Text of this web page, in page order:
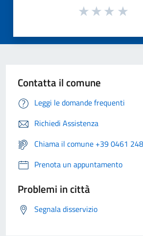
Contatta il comune
Leggi le domande frequenti
Richiedi Assistenza
Chiama il comune +39 0461
Prenota un appuntamento
Problemi in città
Segnala disservizio